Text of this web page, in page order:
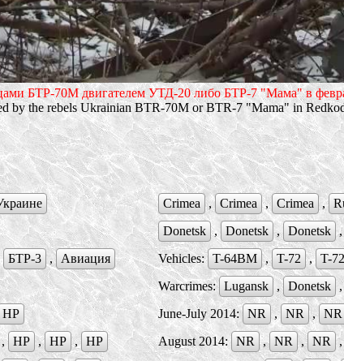
БТР-70М двигателем УТД-20 либо БТР-7 "Мама" в
by the rebels Ukrainian BTR-70M or BTR-7 "Mama" in
Crimea , Crimea , Crimea ,
Donetsk , Donetsk , Donetsk
БTР-3 , Авиация Vehicles: T-64BM , T-72 , T-72
Warcrimes: Lugansk , Donetsk
НР June-July 2014: NR , NR , NR
НР , НР , НР August 2014: NR , NR , NR